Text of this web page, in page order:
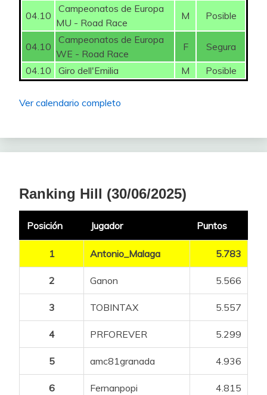
04.10
Campeonatos de Europa
MU - Road Race
M Posible
04.10
Campeonatos de Europa
WE - Road Race
F
Segura
04.10
Giro dell'Emilia M Posible
Ver calendario completo
Ranking Hill (30/06/2025)
Posición Jugador Puntos
1 Antonio_Malaga 5.783
2 Ganon 5.566
3 TOBINTAX 5.557
4 PRFOREVER 5.299
5 amc81granada 4.936
6 Fernanpopi 4.815